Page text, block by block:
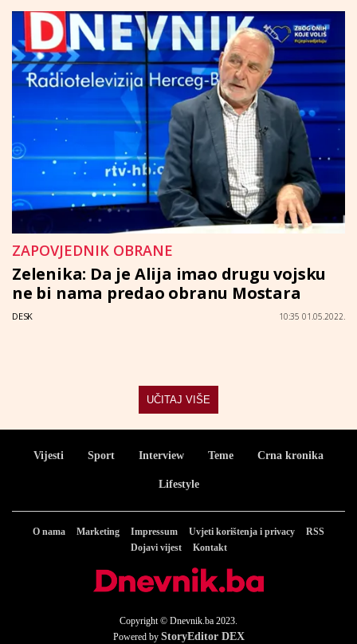
ZAPOVJEDNIK OBRANE
Zelenika: Da je Alija imao drugu vojsku
ne bi nama predao obranu Mostara
DESK 10:35 01.05.2022.
UČITAJ VIŠE
Vijesti Sport Interview Teme Crna kronika
Lifestyle
O nama Marketing Impressum Uvjeti korištenja i privacy
RSS
Dojavi vijest
Kontakt
Copyright © Dnevnik.ba 2023.
Powered by StoryEditor DEX